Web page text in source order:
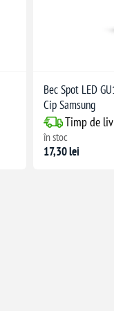
Bec Spot LED
Cip Samsung
Timp de
în stoc
17,30 lei